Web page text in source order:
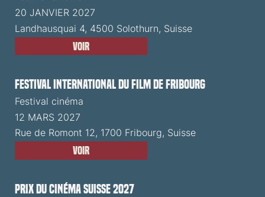
20 JANVIER 2027
Landhausquai 4, 4500 Solothurn, Suisse
Voir
Festival International du Film de Fribourg
Festival cinéma
12 MARS 2027
Rue de Romont 12, 1700 Fribourg, Suisse
Voir
Prix du Cinéma Suisse 2027